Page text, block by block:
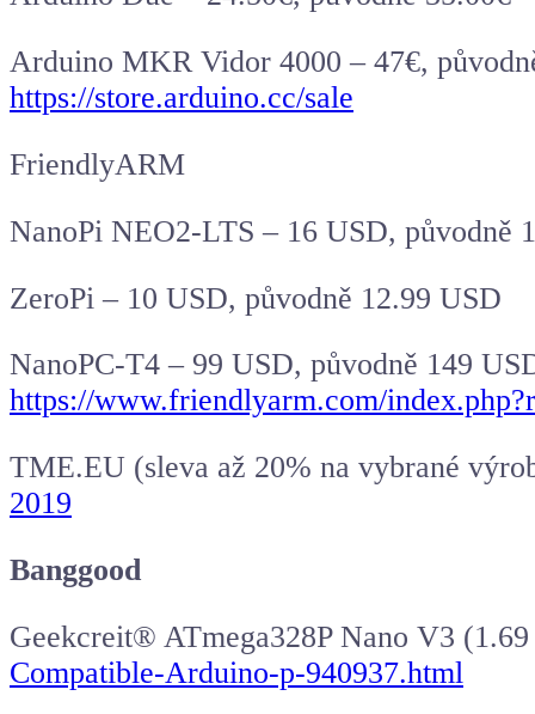
Arduino MKR Vidor 4000 – 47€,
https://store.arduino.cc/sale
FriendlyARM
NanoPi NEO2-LTS – 16 USD, původně
ZeroPi – 10 USD, původně 12.99 USD
NanoPC-T4 – 99 USD, původně 149
https://www.friendlyarm.com/
TME.EU (sleva až 20% na vybrané
2019
Banggood
Geekcreit® ATmega328P Nano V3
Compatible-Arduino-p-940937.html